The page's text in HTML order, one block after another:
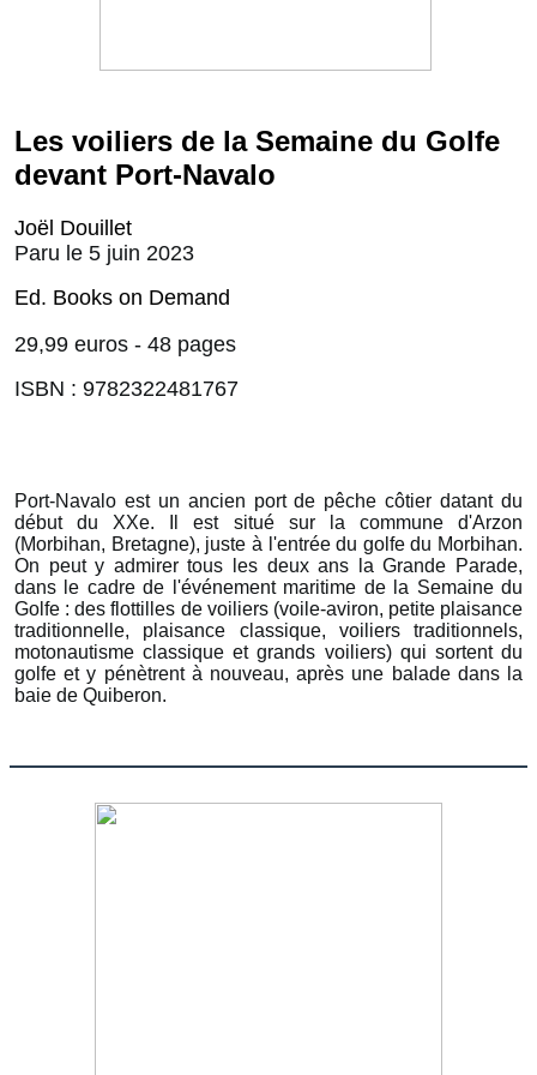
Les voiliers de la Semaine du Golfe
devant Port-Navalo
Joël Douillet
Paru le 5 juin 2023
Ed. Books on Demand
29,99 euros - 48 pages
ISBN : 9782322481767
Port-Navalo est un ancien port de pêche côtier datant du
début du XXe. Il est situé sur la commune d'Arzon
(Morbihan, Bretagne), juste à l'entrée du golfe du Morbihan.
On peut y admirer tous les deux ans la Grande Parade,
dans le cadre de l'événement maritime de la Semaine du
Golfe : des flottilles de voiliers (voile-aviron, petite plaisance
traditionnelle, plaisance classique, voiliers traditionnels,
motonautisme classique et grands voiliers) qui sortent du
golfe et y pénètrent à nouveau, après une balade dans la
baie de Quiberon.